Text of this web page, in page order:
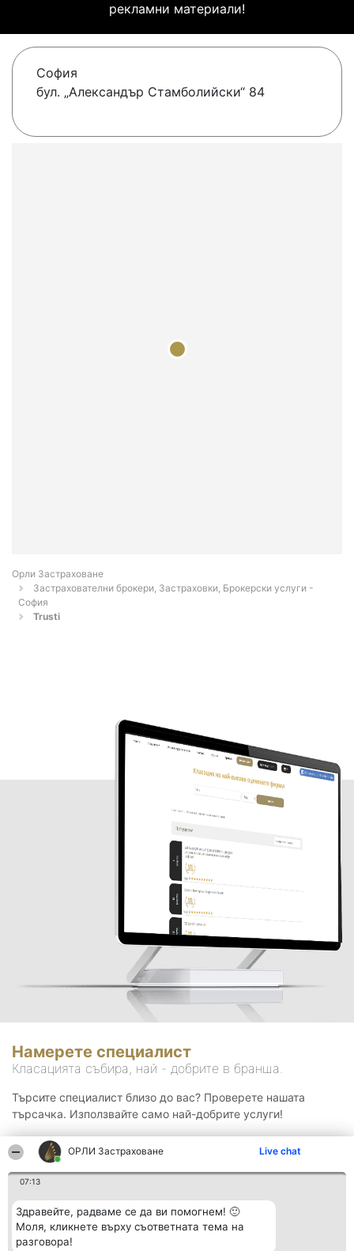
ОРЛИ Застраховане Live chat
07:13
Здравейте, радваме се да ви помогнем! 🙂
Моля, кликнете върху съответната тема на
разговора!
рекламни материали!
София
бул. „Александър Стамболийски“ 84
Орли Застраховане
Застрахователни брокери, Застраховки, Брокерски услуги -
София
Trusti
Намерете специалист
Класацията събира, най - добрите в бранша.
Търсите специалист близо до вас? Проверете нашата
търсачка. Използвайте само най-добрите услуги!